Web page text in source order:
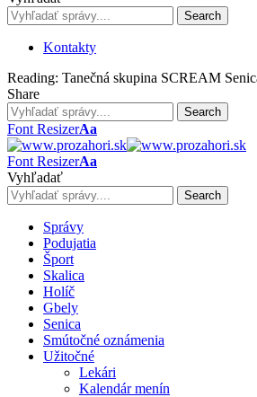
Kontakty
Reading: Tanečná skupina SCREAM
Share
Font ResizerAa
Font ResizerAa
Vyhľadať
Správy
Podujatia
Šport
Skalica
Holíč
Gbely
Senica
Smútočné oznámenia
Užitočné
Lekári
Kalendár menín